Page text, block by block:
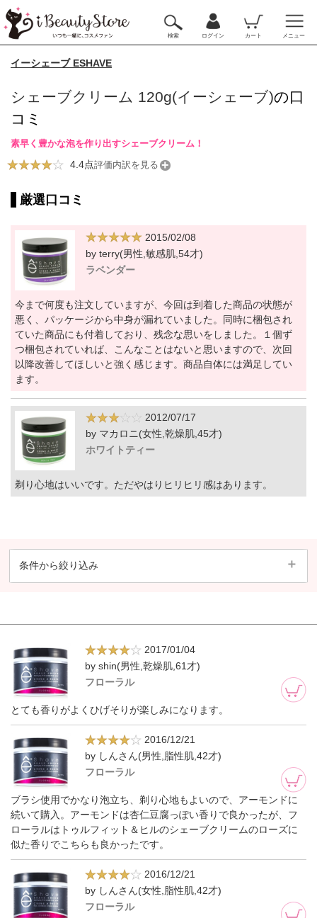
検索 ログイン カート メニュー
イーシェーブ ESHAVE
シェーブクリーム 120g(イーシェーブ)の口
コミ
素早く豊かな泡を作り出すシェーブクリーム！
4.4点評価内訳を見る
厳選口コミ
2015/02/08
by terry(男性,敏感肌,54才)
ラベンダー
今まで何度も注文していますが、今回は到着した商品の状態が
悪く、パッケージから中身が漏れていました。同時に梱包され
ていた商品にも付着しており、残念な思いをしました。１個ず
つ梱包されていれば、こんなことはないと思いますので、次回
以降改善してほしいと強く感じます。商品自体には満足してい
ます。
2012/07/17
by マカロニ(女性,乾燥肌,45才)
ホワイトティー
剃り心地はいいです。ただやはりヒリヒリ感はあります。
条件から絞り込み
2017/01/04
by shin(男性,乾燥肌,61才)
フローラル
とても香りがよくひげそりが楽しみになります。
2016/12/21
by しんさん(男性,脂性肌,42才)
フローラル
ブラシ使用でかなり泡立ち、剃り心地もよいので、アーモンドに
続いて購入。アーモンドは杏仁豆腐っぽい香りで良かったが、フ
ローラルはトゥルフィット＆ヒルのシェーブクリームのローズに
似た香りでこちらも良かったです。
2016/12/21
by しんさん(女性,脂性肌,42才)
フローラル